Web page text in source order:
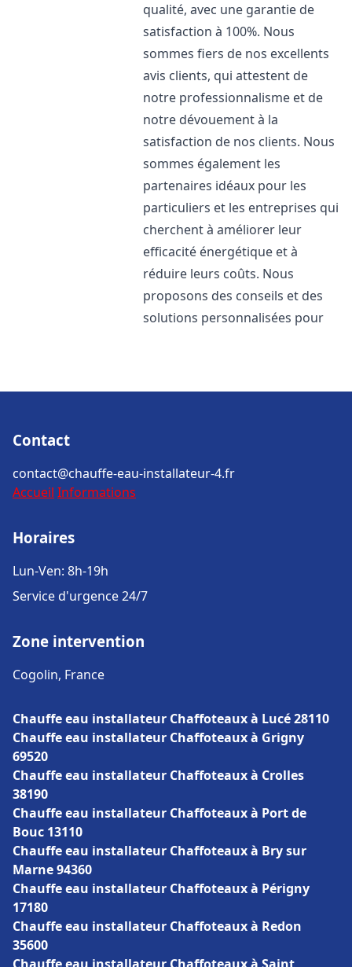
qualité, avec une garantie de
satisfaction à 100%. Nous
sommes fiers de nos excellents
avis clients, qui attestent de
notre professionnalisme et de
notre dévouement à la
satisfaction de nos clients. Nous
sommes également les
partenaires idéaux pour les
particuliers et les entreprises qui
cherchent à améliorer leur
efficacité énergétique et à
réduire leurs coûts. Nous
proposons des conseils et des
solutions personnalisées pour
Contact
contact@chauffe-eau-installateur-4.fr
Accueil Informations
Horaires
Lun-Ven: 8h-19h
Service d'urgence 24/7
Zone intervention
Cogolin, France
Chauffe eau installateur Chaffoteaux à Lucé 28110
Chauffe eau installateur Chaffoteaux à Grigny
69520
Chauffe eau installateur Chaffoteaux à Crolles
38190
Chauffe eau installateur Chaffoteaux à Port de
Bouc 13110
Chauffe eau installateur Chaffoteaux à Bry sur
Marne 94360
Chauffe eau installateur Chaffoteaux à Périgny
17180
Chauffe eau installateur Chaffoteaux à Redon
35600